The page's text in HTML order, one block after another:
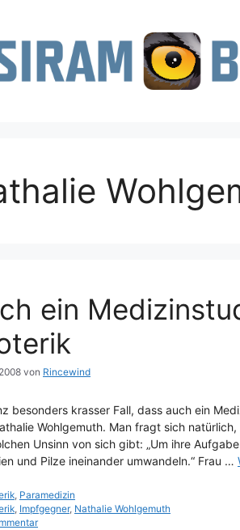
ein
von Rincewind
besonders krasser Fall, dass auch ein
Wohlgemuth. Man fragt sich
Unsinn von sich gibt: „Um ihre
und Pilze ineinander umwandeln.“ Frau …
, Paramedizin
, Impfgegner, Nathalie Wohlgemuth